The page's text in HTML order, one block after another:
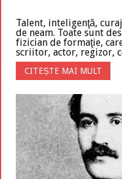
Talent, inteligenţă,
de neam. Toate sunt
fizician de formaţie,
scriitor, actor, regizor,
CITEȘTE MAI MULT